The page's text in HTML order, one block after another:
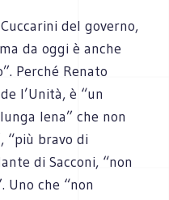
del governo,
da oggi è anche
Perché Renato
l’Unità, è “un
lena” che non
“più bravo di
di Sacconi, “non
Uno che “non